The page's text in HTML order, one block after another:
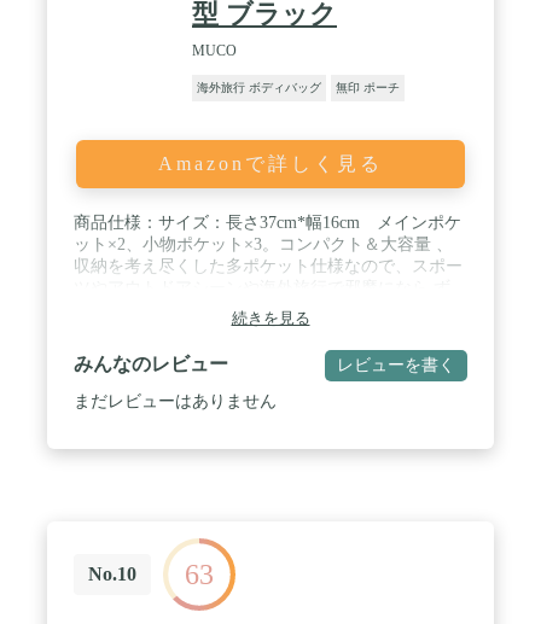
グッズです。スマートフォン、現金、パスポート、
クレジットカード、鍵、チケットなどに分けて収納
可能、毎日の必需品を収納バック。①メインポケッ
ットカード、カード類や定期券などに。②後ろのポ
ケットは取り出す頻度の高いものや現金、スマホな
どを収納できる。③背面には隠しポケットがあり、
の薄型バックは旅行、仕事用、出張、飛行機に乗
る、ちょっとした外出、スポーツ、ランニング、ウ
ォーキング、ハイキング、犬の散歩、登山、サイク
ックを腰に掛けたり、肩やクロスボディに入れた
躍！ご好評いただいております。ウエストバック・
ショルダーバッグ・斜め掛けバッグ・隠しバッグ・
ランニング ポーチ・旅行 ポーチとしてもおすすめ
にも活躍します。 / 【安心なアフターサービス提
ご遠慮なくメールで弊社までご連絡ください。返
金・交換など迅速に対応させていただきます。弊社
では24時間以内にお客様にご満足いただけるよう親
切丁寧に返信させていただきます。
型 ブラック
MUCO
海外旅行 ボディバッグ 無印 ポーチ
Amazonで詳しく見る
商品仕様：サイズ：長さ37cm*幅16cm メインポケ
ット×2、小物ポケット×3。コンパクト＆大容量 、
収納を考え尽くした多ポケット仕様なので、スポー
に、必需品をしっかり収納可能な多機能ポーチで
す。 / 【大画面スマホはもちろん、２つ折り財布も
収納可能！大切な鍵やカード類も収納できるので、
これ一 つで安心して外出できます。表面からイヤフ
ォンを通せるジャック（穴）も付いているため、ス
設計”のため、腰にフィットしやすく、超軽量＆薄
型なので、モノを入れても装着している のが気にな
らないような設計。 / スキミング防止RFID 盗難防
止素材採用で、カードやパスポートの情報盗み取り
続きを見る
みんなのレビュー レビューを書く
まだレビューはありません
No.10 63